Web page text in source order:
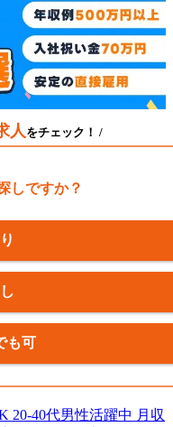
人 をチェック！ /
しですか？
も可